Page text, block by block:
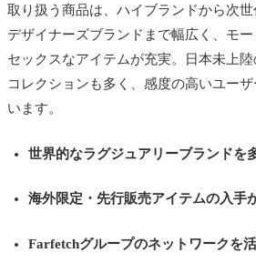
取り扱う商品は、ハイブランドから次
デザイナーズブランドまで幅広く、モ
セックスなアイテムが充実。日本未上
コレクションも多く、感度の高いユー
います。
世界的なラグジュアリーブランドを
海外限定・先行販売アイテムの入手
Farfetchグループのネットワークを